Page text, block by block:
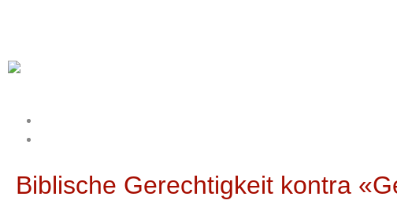
Biblische Gerechtigkeit kontra